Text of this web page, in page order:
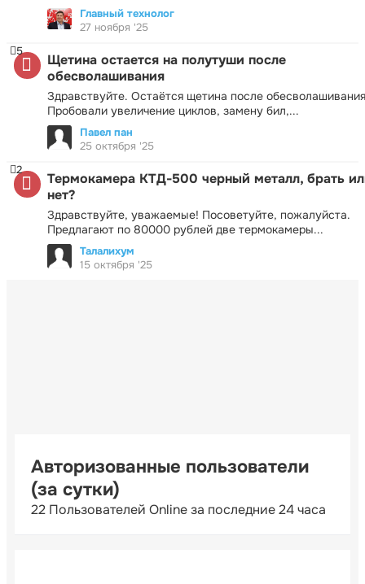
Главный технолог
27 ноября '25
Щетина остается на полутуши после
обесволашивания
Здравствуйте. Остаётся щетина после
Пробовали увеличение циклов, замену бил,...
5
Павел пан
25 октября '25
Термокамера КТД-500 черный металл, брать
нет?
Здравствуйте, уважаемые! Посоветуйте, пожалуйста.
Предлагают по 80000 рублей две термокамеры...
2
Талалихум
15 октября '25
Авторизованные пользователи
(за сутки)
22 Пользователей Online за последние 24 часа